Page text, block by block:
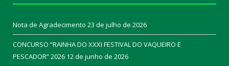
Nota de Agradecimento 23 de julho de 2026
CONCURSO “RAINHA DO XXXI FESTIVAL DO VAQUEIRO E
PESCADOR” 2026 12 de junho de 2026